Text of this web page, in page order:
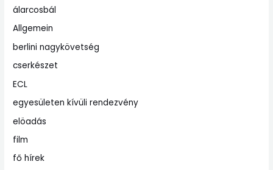
álarcosbál
Allgemein
berlini nagykövetség
cserkészet
ECL
egyesületen kívüli rendezvény
elöadás
film
fő hírek